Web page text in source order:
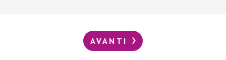
AVANTI